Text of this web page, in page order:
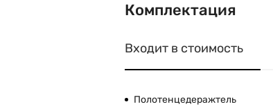
Комплектация
Входит в стоимость
Полотенцедеражтель